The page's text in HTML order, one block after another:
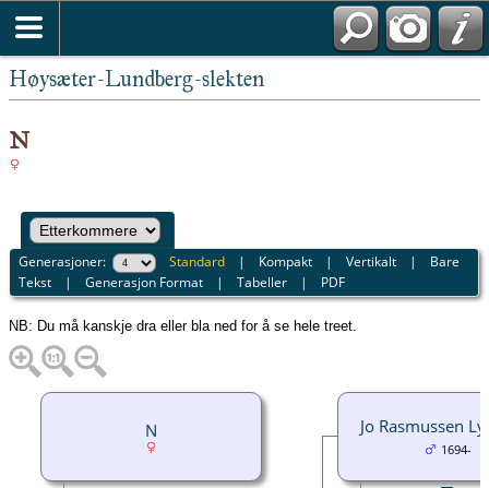
Høysæter-Lundberg-slekten
N
Generasjoner: Standard | Kompakt |Vertikalt | Bare
Tekst |Generasjon Format |Tabeller | PDF
NB: Du må kanskje dra eller bla ned for å se hele treet.
Jo Rasmussen
1694-
N